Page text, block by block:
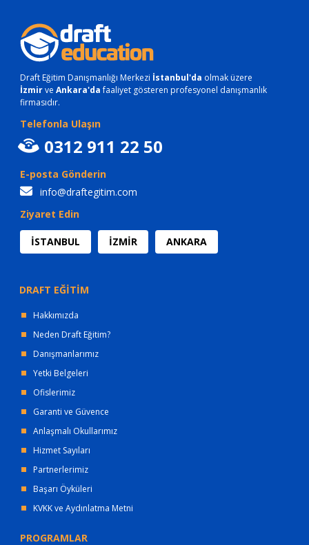
Draft Eğitim Danışmanlığı Merkezi İstanbul'da olmak üzere
İzmirve Ankara'dafaaliyet gösteren profesyonel danışmanlık
firmasıdır.
Telefonla Ulaşın
0312 911 22 50
E-posta Gönderin
info@draftegitim.com
Ziyaret Edin
İSTANBUL İZMİR ANKARA
DRAFT EĞİTİM
Hakkımızda
Neden Draft Eğitim?
Danışmanlarımız
Yetki Belgeleri
Ofislerimiz
Garanti ve Güvence
Anlaşmalı Okullarımız
Hizmet Sayıları
Partnerlerimiz
Başarı Öyküleri
KVKK ve Aydınlatma Metni
PROGRAMLAR